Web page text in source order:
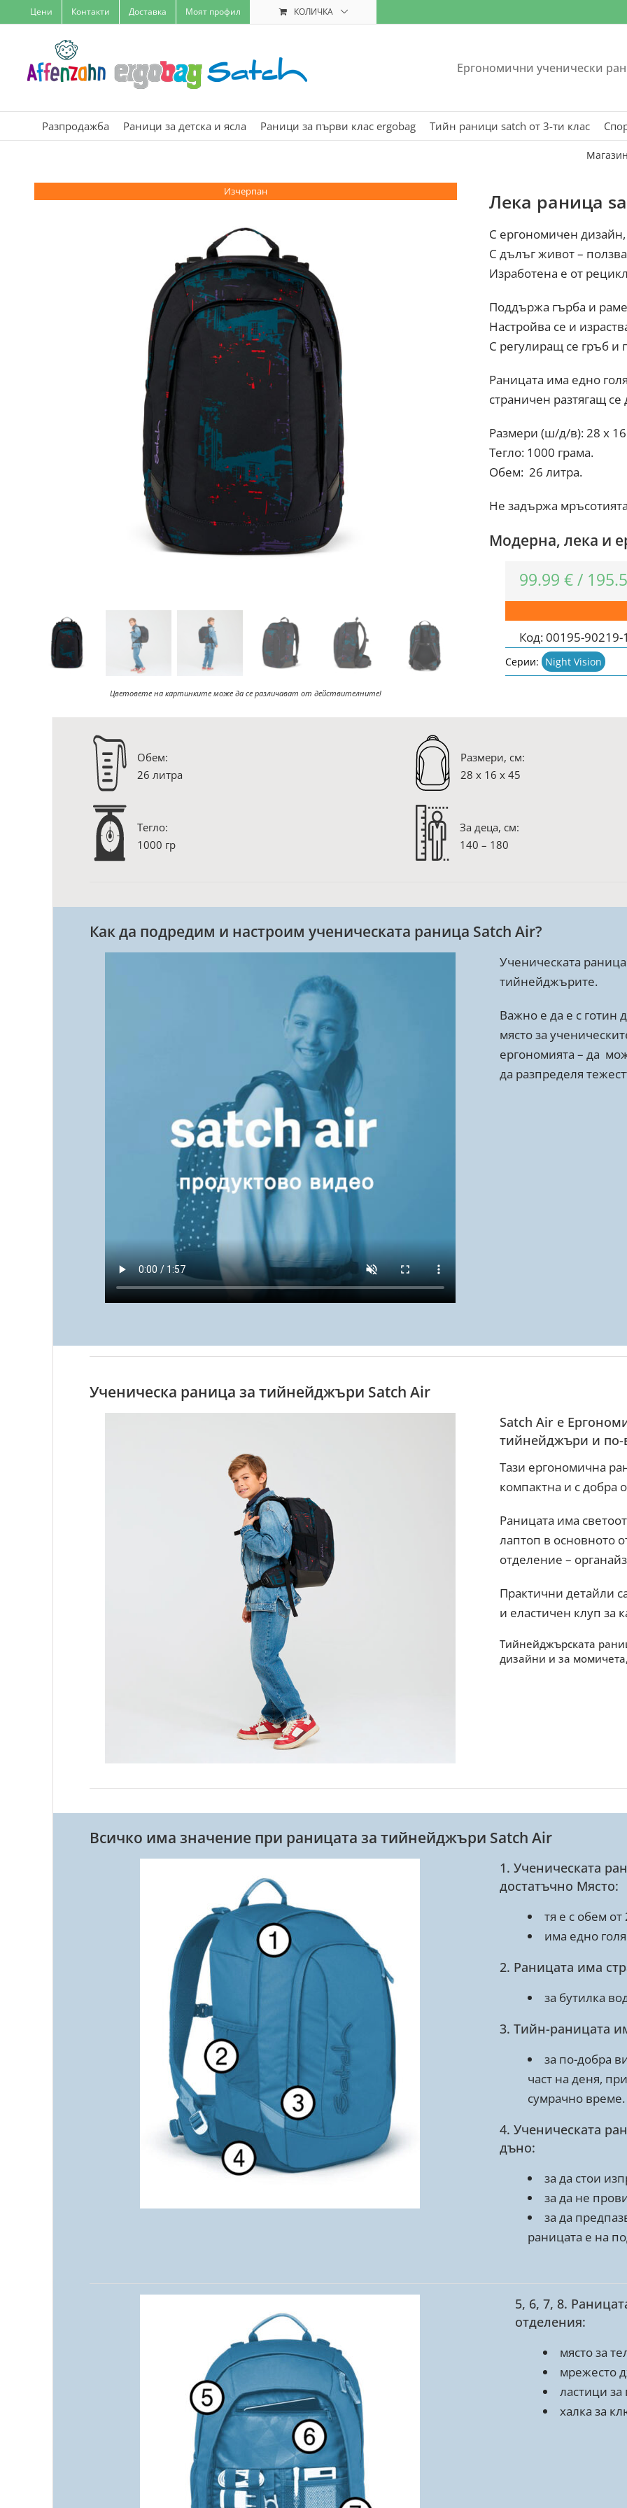
to
Цени Контакти Доставка Моят профил КОЛИЧКА
Ергономични ученически
Разпродажба Раници за детска и ясла Раници за първи клас ergobag Тийн раници satch от 3-ти клас
Изчерпан
Цветовете на картинките може да се различават от действителните!
Лека раница
С ергономичен
С дълъг живот –
Изработена е от
Поддържа гърба и
Настройва се и
С регулиращ се гръб и
Раницата има едно
страничен разтягащ
Размери (ш/д/в): 28 x
Тегло: 1000 грама.
Обем: 26 литра.
Не задържа
Модерна, лека и
99.99€ /
Код:00195-90219-
Серии: Night Vision
Oбем:
26 литра
Размери, см:
28 x 16 x 45
Тегло:
1000 гр
За деца, см:
140 – 180
Как да подредим и настроим ученическата раница Satch Air?
Ученическата
тийнейджърите.
Важно е да е с готин
място за
ергономията – да
да разпределя
Ученическа раница за тийнейджъри Satch Air
Satch Air е
тийнейджъри и
Тази ергономична
компактна и с добра
Раницата има
лаптоп в основното
отделение –
Практични детайли
и еластичен клуп за
Тийнейджърската
дизайни и за
Всичко има значение при раницата за тийнейджъри Satch Air
1. Ученическата
достатъчно Място:
тя е с обем от
има едно
2. Раницата има
за бутилка
3. Тийн-раницата
за по-добра
част на деня,
сумрачно време.
4. Ученическата
дъно:
за да стои
за да не
за да
раницата е на
5, 6, 7, 8.
отделения:
място за
мрежесто
ластици
халка за